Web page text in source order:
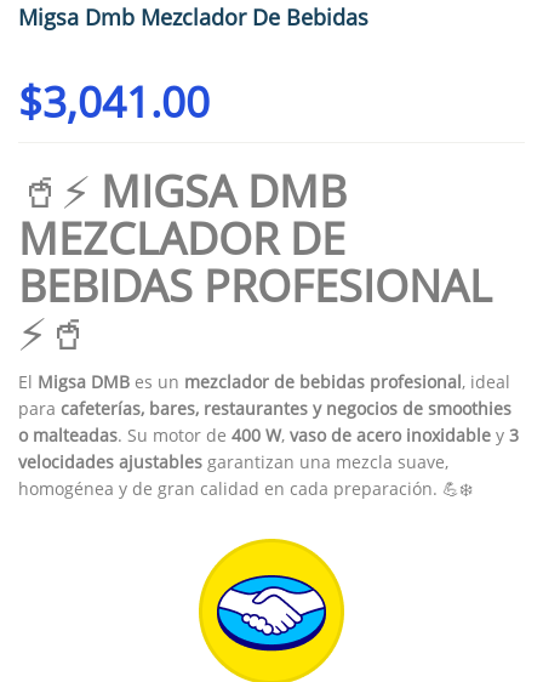
Migsa Dmb Mezclador De Bebidas
$3,041.00
🥤⚡ MIGSA DMB
MEZCLADOR DE
BEBIDAS PROFESIONAL
⚡🥤
El Migsa DMB es un mezclador de bebidas profesional, ideal
para cafeterías, bares, restaurantes y negocios de smoothies
o malteadas. Su motor de 400 W, vaso de acero inoxidable y 3
velocidades ajustables garantizan una mezcla suave,
homogénea y de gran calidad en cada preparación. 💪❄️